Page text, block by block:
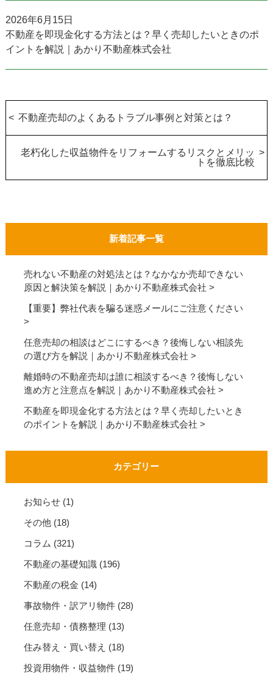
2026年6月15日
不動産を即現金化する方法とは？早く売却したいときのポ
イントを解説｜あかり不動産株式会社
不動産売却のよくあるトラブル事例と対策とは？
老朽化した収益物件をリフォームするリスクとメリッ
トを徹底比較
新着記事一覧
売れない不動産の対処法とは？なかなか売却できない
原因と解決策を解説｜あかり不動産株式会社
【重要】弊社代表を騙る迷惑メールにご注意ください
任意売却の相談はどこにするべき？後悔しない相談先
の選び方を解説｜あかり不動産株式会社
離婚時の不動産売却は誰に相談するべき？後悔しない
進め方と注意点を解説｜あかり不動産株式会社
不動産を即現金化する方法とは？早く売却したいとき
のポイントを解説｜あかり不動産株式会社
カテゴリー
お知らせ(1)
その他(18)
コラム (321)
不動産の基礎知識(196)
不動産の税金 (14)
事故物件・訳アリ物件(28)
任意売却・債務整理 (13)
住み替え・買い替え (18)
投資用物件・収益物件(19)